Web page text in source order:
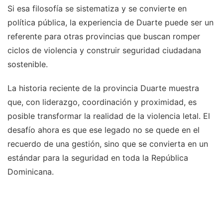
Si esa filosofía se sistematiza y se convierte en
política pública, la experiencia de Duarte puede ser un
referente para otras provincias que buscan romper
ciclos de violencia y construir seguridad ciudadana
sostenible.
La historia reciente de la provincia Duarte muestra
que, con liderazgo, coordinación y proximidad, es
posible transformar la realidad de la violencia letal. El
desafío ahora es que ese legado no se quede en el
recuerdo de una gestión, sino que se convierta en un
estándar para la seguridad en toda la República
Dominicana.